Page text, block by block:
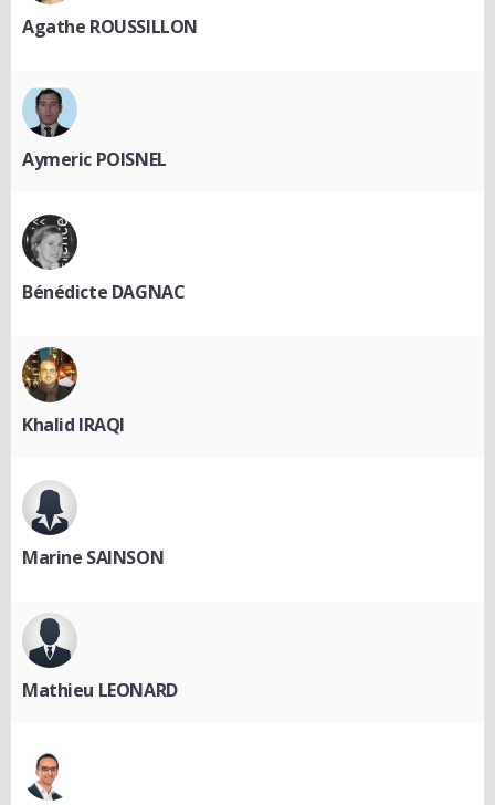
Agathe ROUSSILLON
Aymeric POISNEL
Bénédicte DAGNAC
Khalid IRAQI
Marine SAINSON
Mathieu LEONARD